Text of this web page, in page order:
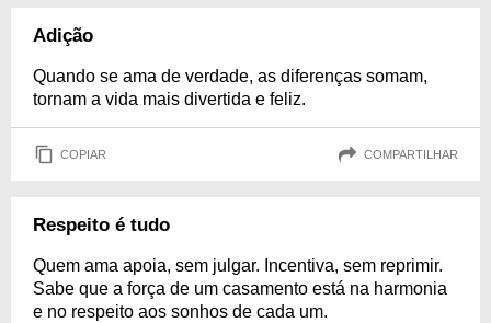
Adição
Quando se ama de verdade, as diferenças somam,
tornam a vida mais divertida e feliz.
COPIAR COMPARTILHAR
Respeito é tudo
Quem ama apoia, sem julgar. Incentiva, sem reprimir.
Sabe que a força de um casamento está na harmonia
e no respeito aos sonhos de cada um.